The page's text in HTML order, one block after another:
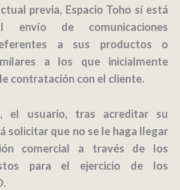
previa, Espacio Toho sí está
envío de comunicaciones
a sus productos o
a los que inicialmente
contratación con el cliente.
el usuario, tras acreditar su
solicitar que no se le haga llegar
comercial a través de los
para el ejercicio de los